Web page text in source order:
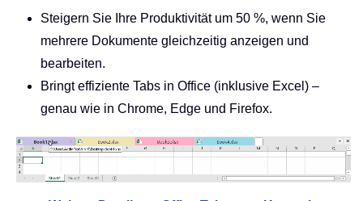
Steigern Sie Ihre Produktivität um 50 %, wenn Sie
mehrere Dokumente gleichzeitig anzeigen und
bearbeiten.
Bringt effiziente Tabs in Office (inklusive Excel) –
genau wie in Chrome, Edge und Firefox.